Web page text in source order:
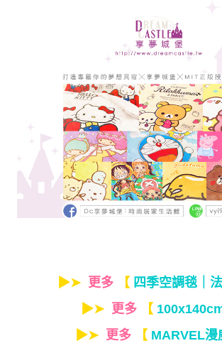
▶➤ 更多 【 四季空調毯｜
▶➤ 更多 【
▶➤ 更多 【 MARVEL漫